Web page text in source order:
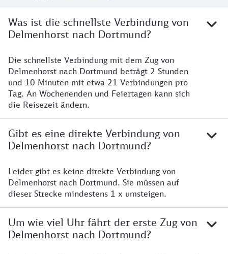
Was ist die schnellste Verbindung von
Delmenhorst nach Dortmund?
Die schnellste Verbindung mit dem Zug von
Delmenhorst nach Dortmund beträgt 2 Stunden
und 10 Minuten mit etwa 21 Verbindungen pro
Tag. An Wochenenden und Feiertagen kann sich
die Reisezeit ändern.
Gibt es eine direkte Verbindung von
Delmenhorst nach Dortmund?
Leider gibt es keine direkte Verbindung von
Delmenhorst nach Dortmund. Sie müssen auf
dieser Strecke mindestens 1 x umsteigen.
Um wie viel Uhr fährt der erste Zug von
Delmenhorst nach Dortmund?